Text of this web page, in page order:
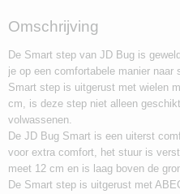
Omschrijving
De Smart step van JD Bug is
je op een comfortabele manier
Smart step is uitgerust met wielen
cm, is deze step niet alleen
volwassenen.
De JD Bug Smart is een uiterst
voor extra comfort, het stuur is
meet 12 cm en is laag boven de
De Smart step is uitgerust met